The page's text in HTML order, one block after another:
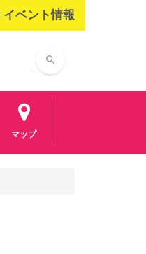
イベント情報
search
マップ